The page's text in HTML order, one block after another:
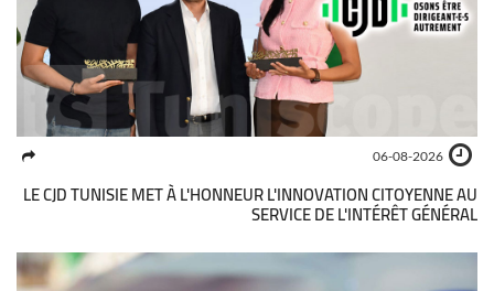
06-08-2026
LE CJD TUNISIE MET À L'HONNEUR L'INNOVATION CITOYENNE AU
SERVICE DE L'INTÉRÊT GÉNÉRAL